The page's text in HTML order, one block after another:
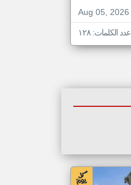
Aug 05, 2026
عدد الكلمات: ١٢٨